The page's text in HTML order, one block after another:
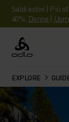
Saldi estivi | Più
40%. Donna |
Odlo
EXPLORE